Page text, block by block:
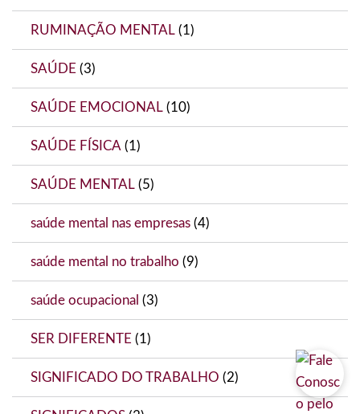
RUMINAÇÃO MENTAL (1)
SAÚDE (3)
SAÚDE EMOCIONAL (10)
SAÚDE FÍSICA (1)
SAÚDE MENTAL (5)
saúde mental nas empresas (4)
saúde mental no trabalho (9)
saúde ocupacional (3)
SER DIFERENTE (1)
SIGNIFICADO DO TRABALHO (2)